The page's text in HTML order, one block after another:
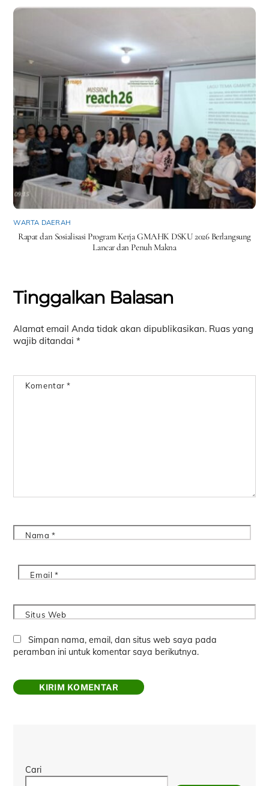
WARTA DAERAH
Rapat dan Sosialisasi Program Kerja GMAHK DSKU 2026 Berlangsung
Lancar dan Penuh Makna
Tinggalkan Balasan
Alamat email Anda tidak akan dipublikasikan. Ruas yang
wajib ditandai*
Komentar*
Nama*
Email *
Situs Web
Simpan nama, email, dan situs web saya pada
peramban ini untuk komentar saya berikutnya.
Cari